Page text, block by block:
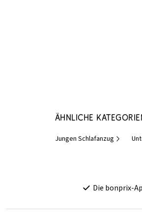
Ähnliche
Jungen Schlafanzug
Die bonprix-